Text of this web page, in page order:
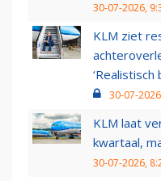
30-07-2026,
KLM ziet
‘Realistisch
30-07-
KLM laat
kwartaal,
30-07-2026,